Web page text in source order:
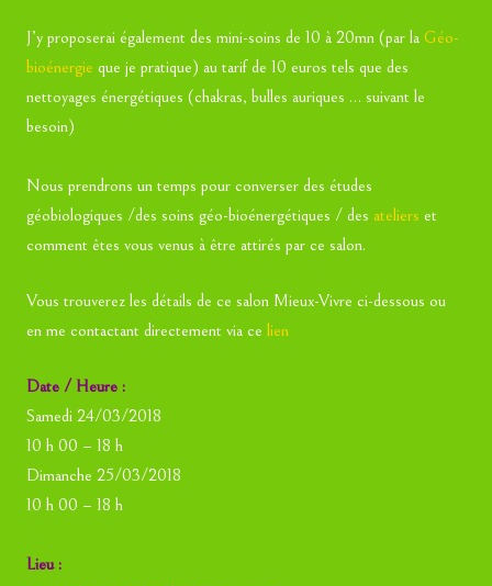
J’y proposerai également des mini-soins de 10 à 20mn (par la Géo-
bioénergie que je pratique) au tarif de 10 euros tels que des
nettoyages énergétiques (chakras, bulles auriques … suivant le
besoin)
Nous prendrons un temps pour converser des études
géobiologiques /des soins géo-bioénergétiques / des ateliers et
comment êtes vous venus à être attirés par ce salon.
Vous trouverez les détails de ce salon Mieux-Vivre ci-dessous ou
en me contactant directement via celien
Date / Heure :
Samedi 24/03/2018
10 h 00 – 18 h
Dimanche 25/03/2018
10 h 00 – 18 h
Lieu :